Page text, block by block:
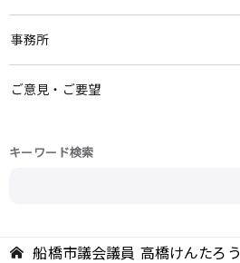
事務所
ご意見・ご要望
キーワード検索
船橋市議会議員 高橋けんたろう